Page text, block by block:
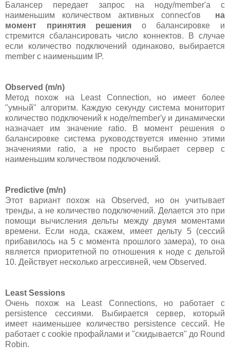
Балансер передает запрос на ноду/member'а с
наименьшим количеством активных connect'ов на
момент принятия решения о балансировке и
стремится сбалансировать число коннектов. В случае
если количество подключений одинаково, выбирается
member с наименьшим IP.
Observed (m/n)
Метод похож на Least Connection, но имеет более
"умный" алгоритм. Каждую секунду система мониторит
количество подключений к ноде/member'у и динамически
назначает им значение ratio. В момент решения о
балансировке система руководствуется именно этими
значениями ratio, а не просто выбирает сервер с
наименьшим количеством подключений.
Predictive (m/n)
Этот вариант похож на Observed, но он учитывает
тренды, а не количество подключений. Делается это при
помощи вычисления дельты между двумя моментами
времени. Если нода, скажем, имеет дельту 5 (сессий
прибавилось на 5 с момента прошлого замера), то она
является приоритетной по отношения к ноде с дельтой
10. Действует несколько агрессивней, чем Observed.
Least Sessions
Очень похож на Least Connections, но работает с
persistence сессиями. Выбирается сервер, который
имеет наименьшее количество persistence сессий. Не
работает с cookie профайлами и "скидывается" до Round
Robin.